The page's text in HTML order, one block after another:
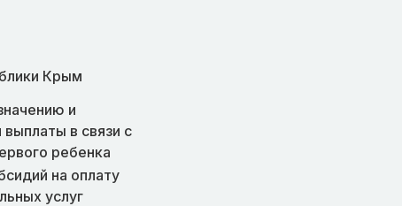
Крым
и
в связи с
ребенка
на оплату
услуг